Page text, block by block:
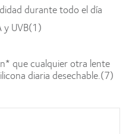
durante todo el día
y UVB(1)
que cualquier otra lente
diaria desechable.(7)